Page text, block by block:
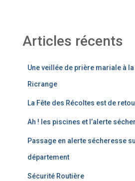
Articles récents
Une veillée de prière mariale à
Ricrange
La Fête des Récoltes est de
Ah ! les piscines et l’alerte
Passage en alerte sécheresse
département
Sécurité Routière